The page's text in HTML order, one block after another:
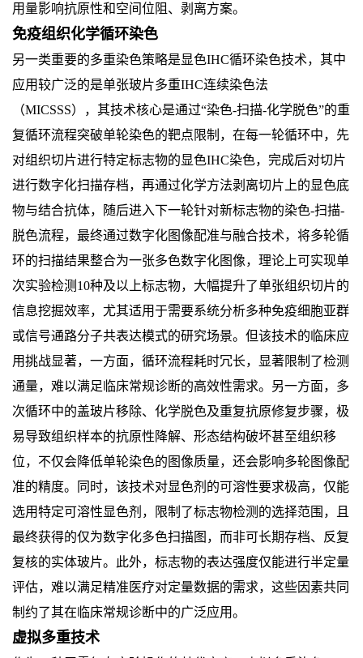
用量影响抗原性和空间位阻、剥离方案。
免疫组织化学循环染色
另一类重要的多重染色策略是显色IHC循环染色技术，其中
应用较广泛的是单张玻片多重IHC连续染色法
（MICSSS），其技术核心是通过“染色-扫描-化学脱色”的重
复循环流程突破单轮染色的靶点限制，在每一轮循环中，先
对组织切片进行特定标志物的显色IHC染色，完成后对切片
进行数字化扫描存档，再通过化学方法剥离切片上的显色底
物与结合抗体，随后进入下一轮针对新标志物的染色-扫描-
脱色流程，最终通过数字化图像配准与融合技术，将多轮循
环的扫描结果整合为一张多色数字化图像，理论上可实现单
次实验检测10种及以上标志物，大幅提升了单张组织切片的
信息挖掘效率，尤其适用于需要系统分析多种免疫细胞亚群
或信号通路分子共表达模式的研究场景。但该技术的临床应
用挑战显著，一方面，循环流程耗时冗长，显著限制了检测
通量，难以满足临床常规诊断的高效性需求。另一方面，多
次循环中的盖玻片移除、化学脱色及重复抗原修复步骤，极
易导致组织样本的抗原性降解、形态结构破坏甚至组织移
位，不仅会降低单轮染色的图像质量，还会影响多轮图像配
准的精度。同时，该技术对显色剂的可溶性要求极高，仅能
选用特定可溶性显色剂，限制了标志物检测的选择范围，且
最终获得的仅为数字化多色扫描图，而非可长期存档、反复
复核的实体玻片。此外，标志物的表达强度仅能进行半定量
评估，难以满足精准医疗对定量数据的需求，这些因素共同
制约了其在临床常规诊断中的广泛应用。
虚拟多重技术